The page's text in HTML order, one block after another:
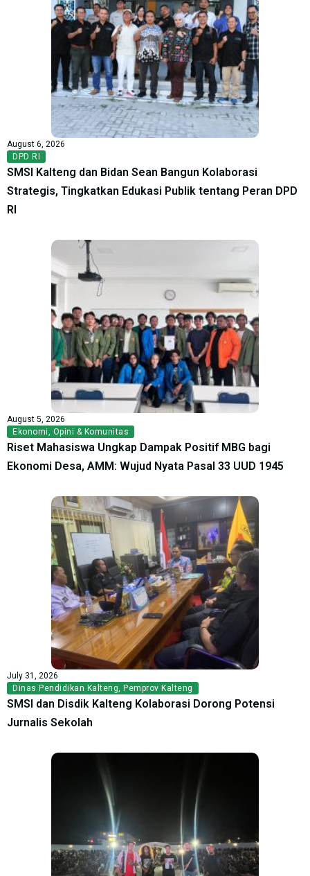
August 6, 2026
DPD RI
SMSI Kalteng dan Bidan Sean Bangun Kolaborasi
Strategis, Tingkatkan Edukasi Publik tentang Peran DPD
RI
August 5, 2026
Ekonomi, Opini & Komunitas
Riset Mahasiswa Ungkap Dampak Positif MBG bagi
Ekonomi Desa, AMM: Wujud Nyata Pasal 33 UUD 1945
July 31, 2026
Dinas Pendidikan Kalteng, Pemprov Kalteng
SMSI dan Disdik Kalteng Kolaborasi Dorong Potensi
Jurnalis Sekolah